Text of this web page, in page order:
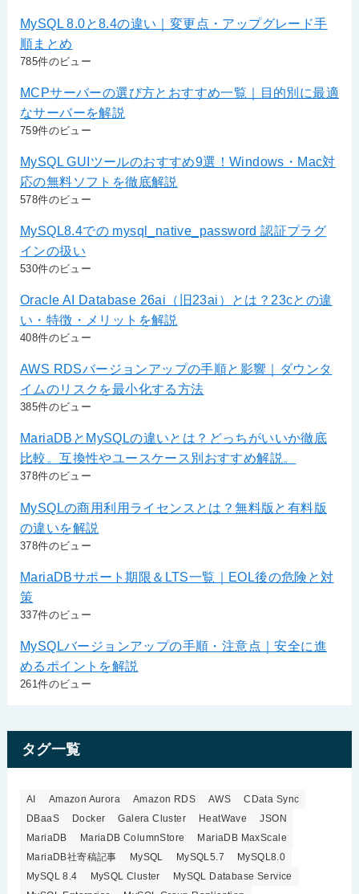
MySQL 8.0と8.4の違い｜変更点・アップグレード手
順まとめ
785件のビュー
MCPサーバーの選び方とおすすめ一覧｜目的別に最適
なサーバーを解説
759件のビュー
MySQL GUIツールのおすすめ9選！Windows・Mac対
応の無料ソフトを徹底解説
578件のビュー
MySQL8.4での mysql_native_password 認証プラグ
インの扱い
530件のビュー
Oracle AI Database 26ai（旧23ai）とは？23cとの違
い・特徴・メリットを解説
408件のビュー
AWS RDSバージョンアップの手順と影響｜ダウンタ
イムのリスクを最小化する方法
385件のビュー
MariaDBとMySQLの違いとは？どっちがいいか徹底
比較。互換性やユースケース別おすすめ解説。
378件のビュー
MySQLの商用利用ライセンスとは？無料版と有料版
の違いを解説
378件のビュー
MariaDBサポート期限＆LTS一覧｜EOL後の危険と対
策
337件のビュー
MySQLバージョンアップの手順・注意点｜安全に進
めるポイントを解説
261件のビュー
タグ一覧
AI Amazon Aurora Amazon RDS AWS
CData Sync
DBaaS
Docker Galera Cluster HeatWave
JSON
MariaDB
MariaDB ColumnStore
MariaDB MaxScale
MariaDB社寄稿記事
MySQL MySQL5.7
MySQL8.0
MySQL 8.4
MySQL Cluster
MySQL Database Service